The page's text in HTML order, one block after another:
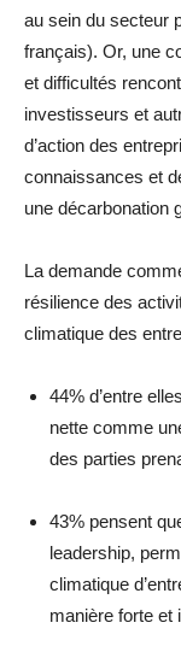
au sein du secteur
français). Or, une
et difficultés
investisseurs et
d’action des
connaissances et
une décarbonation
La demande
résilience des
climatique des
44% d’entre
nette comme
des parties
43% pensent
leadership,
climatique
manière forte et